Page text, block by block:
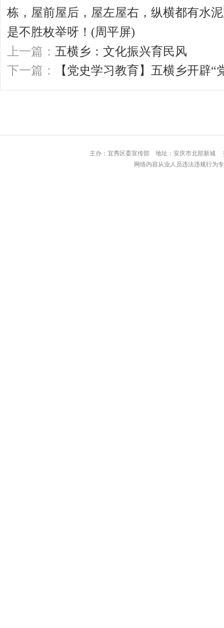
栋，屋前屋后，屋左屋右，纵横都有水
是不胜枚举呀！(周平屏)
上一篇： 五横乡：文化振兴育民风
下一篇：
【党史学习教育】五横乡开辟“
主办：宜秀区委宣传部 地址：安庆市北
网络内容从业人员违法违规行